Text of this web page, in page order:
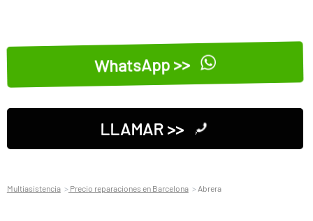
WhatsApp >>
LLAMAR >>
Multiasistencia Precio reparaciones en Barcelona Abrera